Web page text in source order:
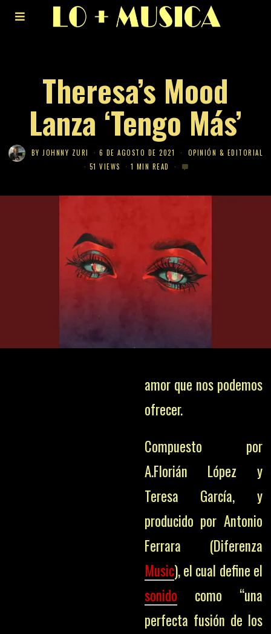
Theresa’s Mood
Lanza ‘Tengo Más’
BYJOHNNY ZURI 6 DE AGOSTO DE 2021
OPINIÓN & EDITORIAL
51 VIEWS
1 MIN READ
amor que nos podemos
ofrecer.
Compuesto por
A.Florián López y
Teresa García, y
producido por Antonio
Ferrara (Diferenza
Music), el cual define el
sonido como “una
perfecta fusión de los